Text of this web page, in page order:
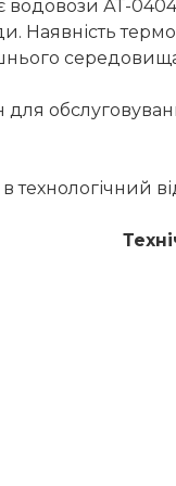
АТ-0404-
Наявність